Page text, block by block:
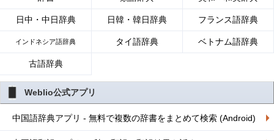
日中・中日辞典 日韓・韓日辞典 フランス語辞典
インドネシア語辞典 タイ語辞典 ベトナム語辞典
古語辞典
Weblio公式アプリ
中国語辞典アプリ - 無料で複数の辞書をまとめて検索 (Android)